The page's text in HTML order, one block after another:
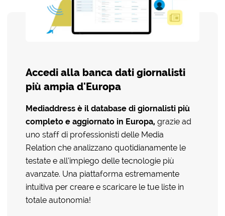
Accedi alla banca dati giornalisti
più ampia d'Europa
Mediaddress è il database di giornalisti più
completo e aggiornato in Europa, grazie ad
uno staff di professionisti delle Media
Relation che analizzano quotidianamente le
testate e all’impiego delle tecnologie più
avanzate. Una piattaforma estremamente
intuitiva per creare e scaricare le tue liste in
totale autonomia!